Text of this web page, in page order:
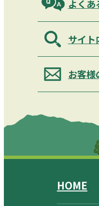
よくあ
サイト
お客様
HOME